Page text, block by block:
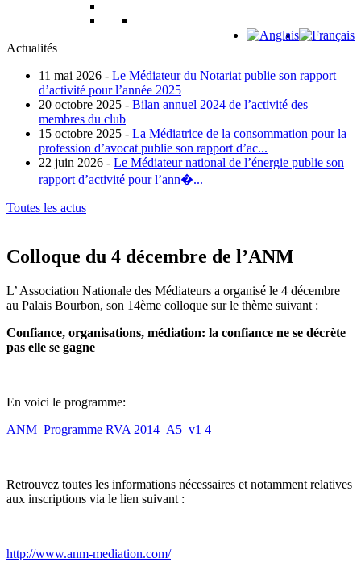
Actualités
11 mai 2026 - Le Médiateur du Notariat publie son rapport
d’activité pour l’année 2025
20 octobre 2025 - Bilan annuel 2024 de l’activité des
membres du club
15 octobre 2025 - La Médiatrice de la consommation pour la
profession d’avocat publie son rapport d’ac...
22 juin 2026 - Le Médiateur national de l’énergie publie son
rapport d’activité pour l’ann�...
Toutes les actus
Colloque du 4 décembre de l’ANM
L’ Association Nationale des Médiateurs a organisé le 4 décembre
au Palais Bourbon, son 14ème colloque sur le thème suivant :
Confiance, organisations, médiation: la confiance ne se décrète
pas elle se gagne
En voici le programme:
ANM_Programme RVA 2014_A5_v1 4
Retrouvez toutes les informations nécessaires et notamment relatives
aux inscriptions via le lien suivant :
http://www.anm-mediation.com/